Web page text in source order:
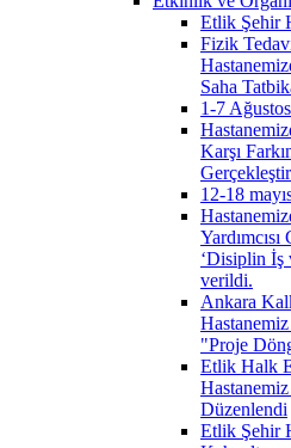
Etlik Şehir
Fizik
Saha
1-7
Karşı
12-18
‘Disiplin İş
verildi.
Ankara
"Proje
Etlik Halk
Düzenlendi
Etlik Şehir